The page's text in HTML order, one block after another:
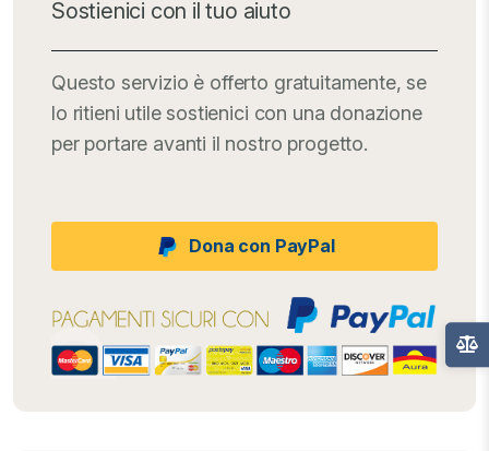
Sostienici con il tuo aiuto
Questo servizio è offerto gratuitamente, se
lo ritieni utile sostienici con una donazione
per portare avanti il nostro progetto.
Dona con PayPal